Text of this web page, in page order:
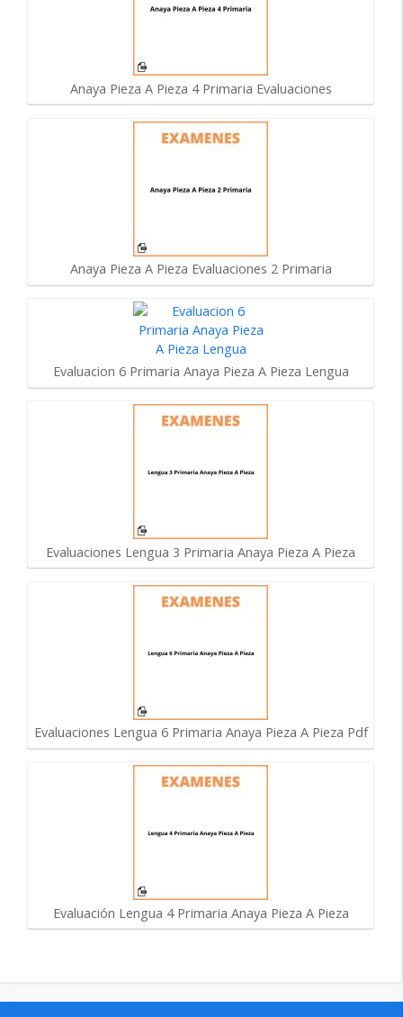
Anaya Pieza A Pieza 4 Primaria Evaluaciones
Anaya Pieza A Pieza Evaluaciones 2 Primaria
Evaluacion 6 Primaria Anaya Pieza A Pieza Lengua
Evaluaciones Lengua 3 Primaria Anaya Pieza A Pieza
Evaluaciones Lengua 6 Primaria Anaya Pieza A Pieza Pdf
Evaluación Lengua 4 Primaria Anaya Pieza A Pieza